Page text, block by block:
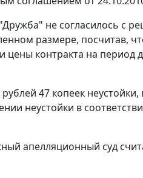
не согласилось с
размере, посчитав,
контракта на период
47 копеек неустойки,
неустойки в
апелляционный суд